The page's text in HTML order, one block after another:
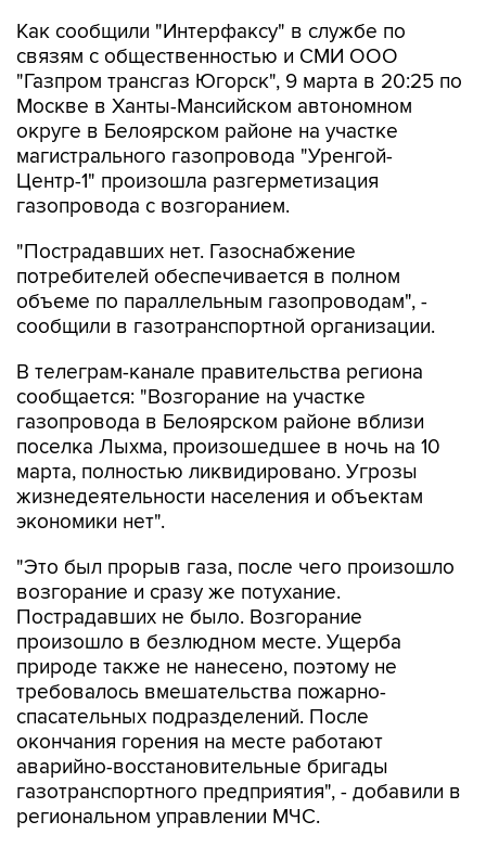
Как сообщили "Интерфаксу" в службе по
связям с общественностью и СМИ ООО
"Газпром трансгаз Югорск", 9 марта в 20:25 по
Москве в Ханты-Мансийском автономном
округе в Белоярском районе на участке
магистрального газопровода "Уренгой-
Центр-1" произошла разгерметизация
газопровода с возгоранием.
"Пострадавших нет. Газоснабжение
потребителей обеспечивается в полном
объеме по параллельным газопроводам", -
сообщили в газотранспортной организации.
В телеграм-канале правительства региона
сообщается: "Возгорание на участке
газопровода в Белоярском районе вблизи
поселка Лыхма, произошедшее в ночь на 10
марта, полностью ликвидировано. Угрозы
жизнедеятельности населения и объектам
экономики нет".
"Это был прорыв газа, после чего произошло
возгорание и сразу же потухание.
Пострадавших не было. Возгорание
произошло в безлюдном месте. Ущерба
природе также не нанесено, поэтому не
требовалось вмешательства пожарно-
спасательных подразделений. После
окончания горения на месте работают
аварийно-восстановительные бригады
газотранспортного предприятия", - добавили в
региональном управлении МЧС.